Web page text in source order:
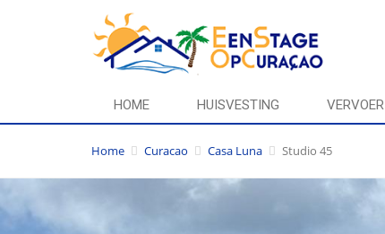
HOME HUISVESTING VERVOER
Home Curacao Casa Luna Studio 45